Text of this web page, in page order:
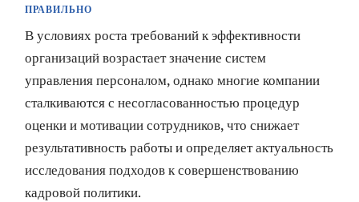
ПРАВИЛЬНО
В условиях роста требований к эффективности
организаций возрастает значение систем
управления персоналом, однако многие компании
сталкиваются с несогласованностью процедур
оценки и мотивации сотрудников, что снижает
результативность работы и определяет актуальность
исследования подходов к совершенствованию
кадровой политики.